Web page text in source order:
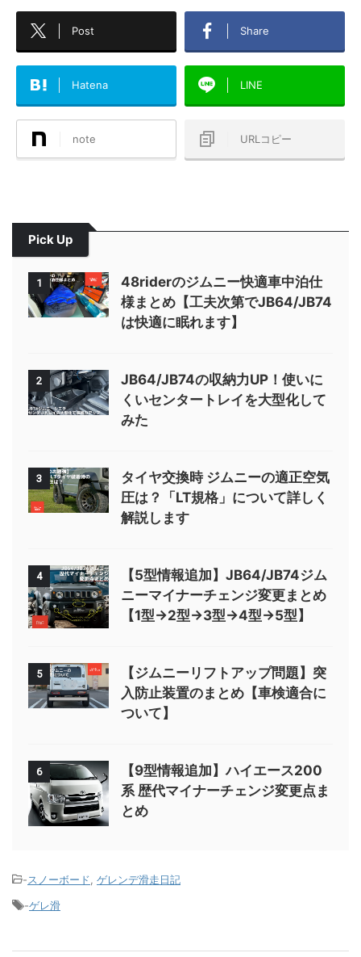
Post Share
Hatena LINE
note URLコピー
Pick Up
1
48riderのジムニー快適車中泊仕
様まとめ【工夫次第でJB64/JB74
は快適に眠れます】
2
JB64/JB74の収納力UP！使いに
くいセンタートレイを大型化して
みた
3
タイヤ交換時 ジムニーの適正空気
圧は？「LT規格」について詳しく
解説します
4
【5型情報追加】JB64/JB74ジム
ニーマイナーチェンジ変更まとめ
【1型→2型→3型→4型→5型】
5
【ジムニーリフトアップ問題】突
入防止装置のまとめ【車検適合に
ついて】
6
【9型情報追加】ハイエース200
系 歴代マイナーチェンジ変更点ま
とめ
-スノーボード ゲレンデ滑走日記
-ゲレ滑